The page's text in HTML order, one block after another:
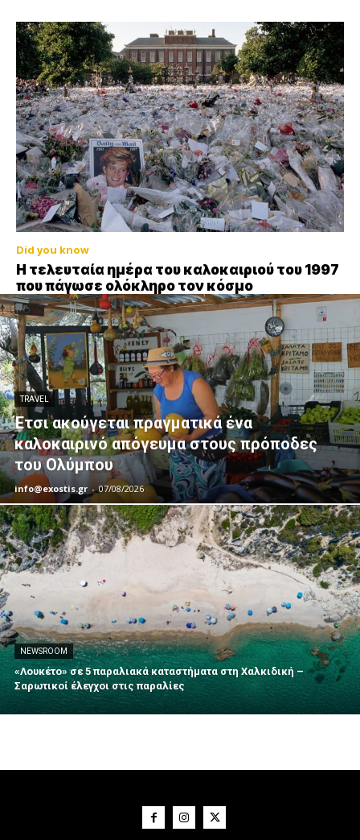
Did you know
Η τελευταία ημέρα του καλοκαιριού του 1997
που πάγωσε ολόκληρο τον κόσμο
TRAVEL
Έτσι ακούγεται πραγματικά ένα
καλοκαιρινό απόγευμα στους πρόποδες
του Ολύμπου
info@exostis.gr - 07/08/2026
NEWSROOM
«Λουκέτο» σε 5 παραλιακά καταστήματα στη Χαλκιδική –
Σαρωτικοί έλεγχοι στις παραλίες